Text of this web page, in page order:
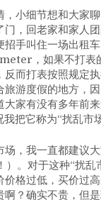
小细节想和大家
，回老家和家人
手叫住一场出租
，如果不打表
反而打表按照规
游度假的地方，
家有没有多年前
把它称为“扰乱市
，我一直都建议
。对于这种“扰乱
格过低，买价过
？确实不贵，但